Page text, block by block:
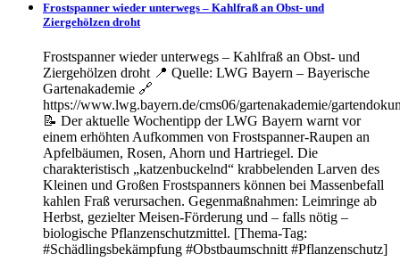
Frostspanner wieder unterwegs – Kahlfraß an Obst- und
Ziergehölzen droht
Frostspanner wieder unterwegs – Kahlfraß an Obst- und
Ziergehölzen droht 📍 Quelle: LWG Bayern – Bayerische
Gartenakademie 🔗
https://www.lwg.bayern.de/cms06/gartenakademie/
📝 Der aktuelle Wochentipp der LWG Bayern warnt vor
einem erhöhten Aufkommen von Frostspanner-Raupen an
Apfelbäumen, Rosen, Ahorn und Hartriegel. Die
charakteristisch „katzenbuckelnd“ krabbelenden Larven des
Kleinen und Großen Frostspanners können bei Massenbefall
kahlen Fraß verursachen. Gegenmaßnahmen: Leimringe ab
Herbst, gezielter Meisen-Förderung und – falls nötig –
biologische Pflanzenschutzmittel. [Thema-Tag:
#Schädlingsbekämpfung #Obstbaumschnitt #Pflanzenschutz]